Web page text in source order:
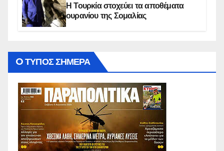
Η Τουρκία στοχεύει τα αποθέματα
ουρανίου της Σομαλίας
O ΤΥΠΟΣ ΣΗΜΕΡΑ